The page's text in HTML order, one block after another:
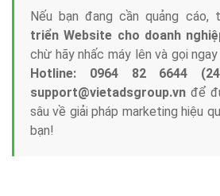
Nếu bạn đang cần quảng cáo,
triển Website cho doanh
chừ hãy nhấc máy lên và gọi
Hotline: 0964 82 6644
support@vietadsgroup.vn để
sâu về giải pháp marketing hiệu
bạn!